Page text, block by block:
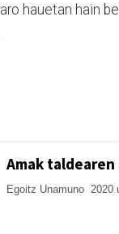
hauetan hain
Amak
Egoitz Unamuno 2020